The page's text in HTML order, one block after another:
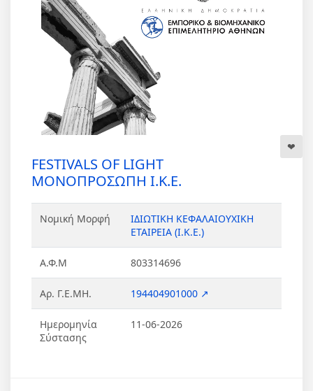
FESTIVALS OF LIGHT
ΜΟΝΟΠΡΟΣΩΠΗ Ι.Κ.Ε.
Νομική Μορφή
ΙΔΙΩΤΙΚΗ ΚΕΦΑΛΑΙΟΥΧΙΚΗ
ΕΤΑΙΡΕΙΑ (Ι.Κ.Ε.)
Α.Φ.Μ 803314696
Αρ. Γ.Ε.ΜΗ. 194404901000 ↗
Ημερομηνία
Σύστασης
11-06-2026